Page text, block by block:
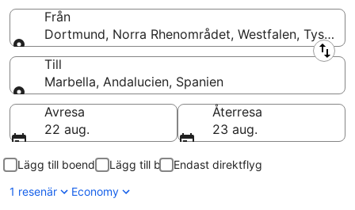
Från
Dortmund, Norra Rhenområdet, Westfalen,
Från
Till
Marbella, Andalucien, Spanien
Till
Avresa
22 aug.
Återresa
23 aug.
Lägg till boende Lägg till bil
Endast direktflyg
1 resenär
Economy